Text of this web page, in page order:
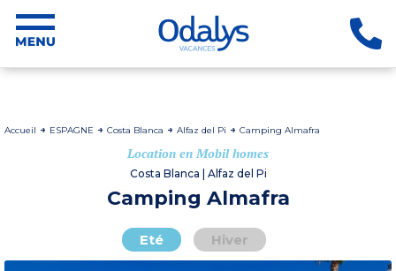
Accueil ESPAGNE Costa Blanca Alfaz del Pi Camping Almafra
Location en Mobil homes
Costa Blanca | Alfaz del Pi
Camping Almafra
Eté Hiver